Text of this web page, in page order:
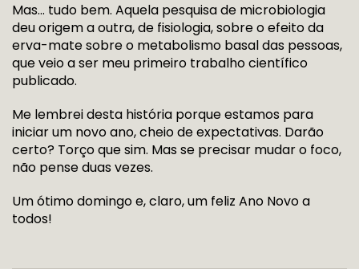
Mas… tudo bem. Aquela pesquisa de microbiologia
deu origem a outra, de fisiologia, sobre o efeito da
erva-mate sobre o metabolismo basal das pessoas,
que veio a ser meu primeiro trabalho científico
publicado.
Me lembrei desta história porque estamos para
iniciar um novo ano, cheio de expectativas. Darão
certo? Torço que sim. Mas se precisar mudar o foco,
não pense duas vezes.
Um ótimo domingo e, claro, um feliz Ano Novo a
todos!